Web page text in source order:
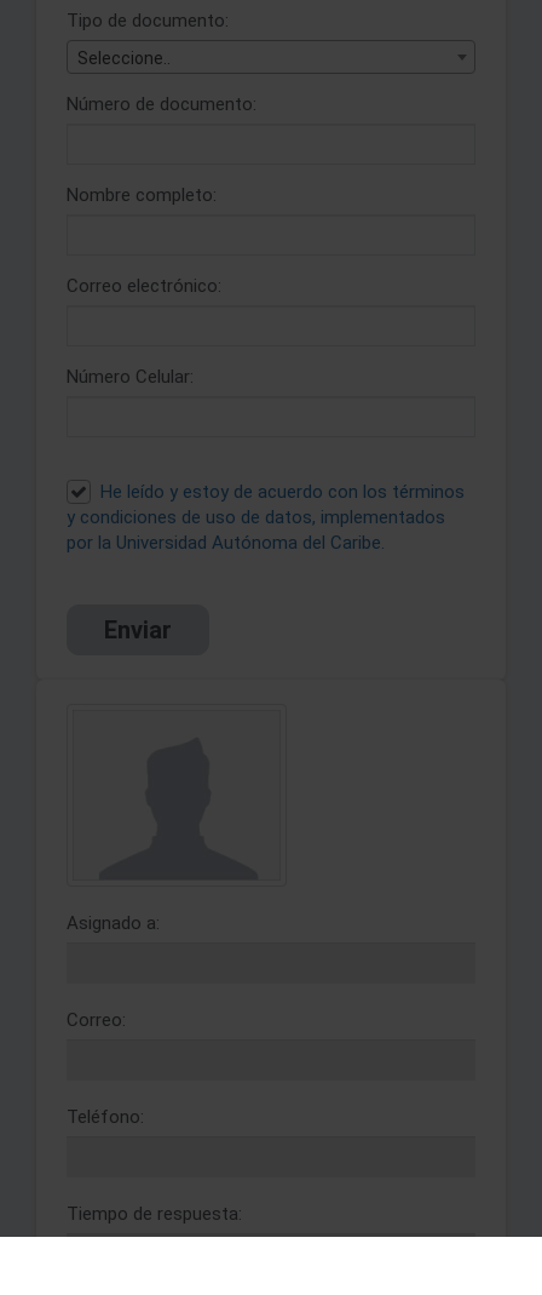
Tipo de documento:
Seleccione..
Número de documento:
Nombre completo:
Correo electrónico:
Número Celular:
He leído y estoy de acuerdo con los términos
y condiciones de uso de datos, implementados
por la Universidad Autónoma del Caribe.
Asignado a:
Correo:
Teléfono:
Tiempo de respuesta: